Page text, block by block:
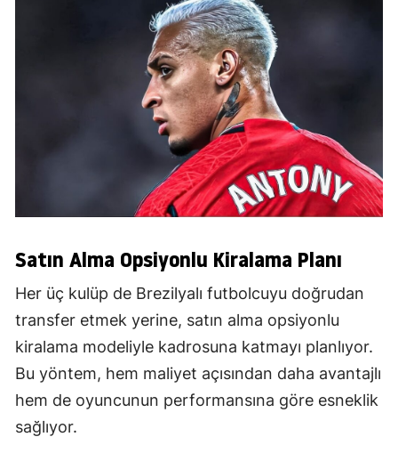
Satın Alma Opsiyonlu Kiralama Planı
Her üç kulüp de Brezilyalı futbolcuyu doğrudan
transfer etmek yerine, satın alma opsiyonlu
kiralama modeliyle kadrosuna katmayı planlıyor.
Bu yöntem, hem maliyet açısından daha avantajlı
hem de oyuncunun performansına göre esneklik
sağlıyor.